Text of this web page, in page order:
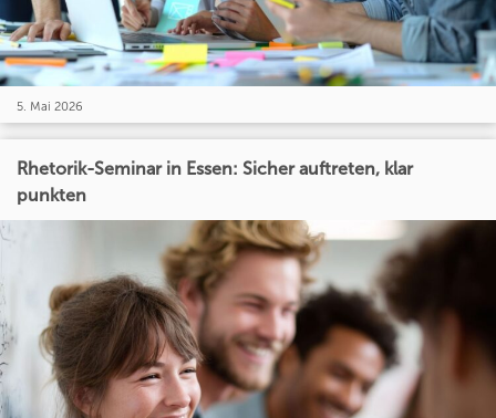
5. Mai 2026
Rhetorik-Seminar in Essen: Sicher auftreten, klar
punkten